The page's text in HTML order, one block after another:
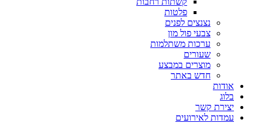
פלטות
נצנצים לפנים
צבעי פול מון
ערכות משתלמות
שעורים
מוצרים במבצע
חדש באתר
אודות
בלוג
יצירת קשר
עמדות לאירועים